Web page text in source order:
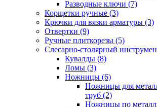
Разводные ключи (7)
Корщетки ручные (3)
Крючки для вязки арматуры (3)
Отвертки (9)
Ручные плиткорезы (5)
Слесарно-столярный
Кувалды (8)
Ломы (3)
Ножницы (6)
Ножницы для
труб (2)
Ножницы по